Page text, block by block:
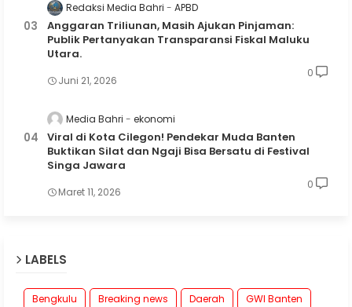
Redaksi Media Bahri APBD
Anggaran Triliunan, Masih Ajukan Pinjaman:
Publik Pertanyakan Transparansi Fiskal Maluku
Utara.
Juni 21, 2026
0
Media Bahri ekonomi
Viral di Kota Cilegon! Pendekar Muda Banten
Buktikan Silat dan Ngaji Bisa Bersatu di Festival
Singa Jawara
Maret 11, 2026
0
LABELS
Bengkulu Breaking news Daerah
GWI Banten